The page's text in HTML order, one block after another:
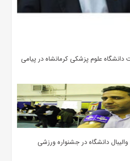
علوم پزشکی کرمانشاه در پیامی
دانشگاه در جشنواره ورزشی